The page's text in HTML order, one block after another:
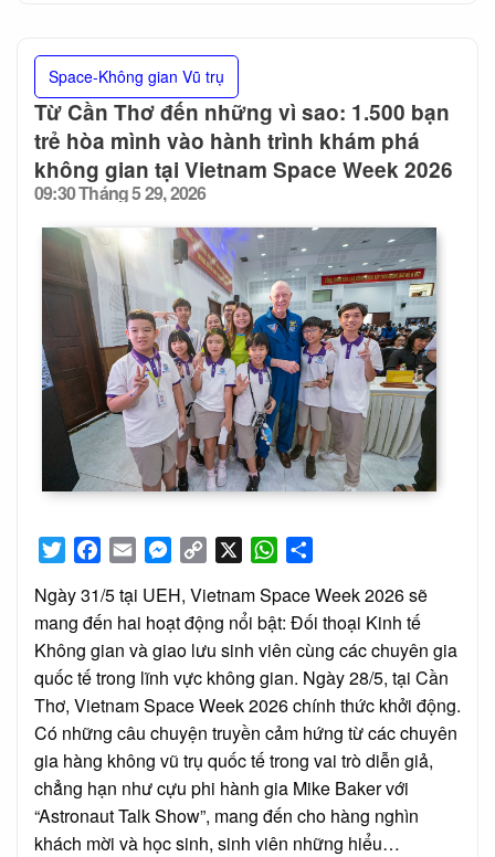
TwitterFacebook
Email Messenger
Copy
WhatsApp
Ngày 31/5 tại UEH, Vietnam Space Week 2026 sẽ
mang đến hai hoạt động nổi bật: Đối thoại Kinh tế
Không gian và giao lưu sinh viên cùng các chuyên gia
quốc tế trong lĩnh vực không gian. Ngày 28/5, tại Cần
Thơ, Vietnam Space Week 2026 chính thức khởi động.
Có những câu chuyện truyền cảm hứng từ các chuyên
gia hàng không vũ trụ quốc tế trong vai trò diễn giả,
chẳng hạn như cựu phi hành gia Mike Baker với
“Astronaut Talk Show”, mang đến cho hàng nghìn
khách mời và học sinh, sinh viên những hiểu…
Space-Không gian Vũ trụ
Từ Cần Thơ đến những vì sao: 1.500 bạn
trẻ hòa mình vào hành trình khám phá
không gian tại Vietnam Space Week 2026
Posted
on
09:30 Tháng 5 29, 2026